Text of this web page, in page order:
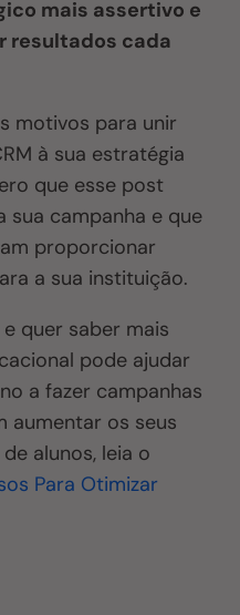
mais assertivo e
resultados cada
motivos para unir
à sua estratégia
que esse post
campanha e que
proporcionar
a sua instituição.
quer saber mais
pode ajudar
a fazer campanhas
aumentar os seus
alunos, leia o
Para Otimizar